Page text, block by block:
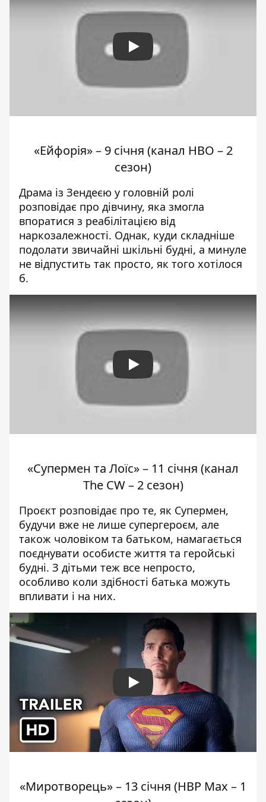
Play
«Ейфорія» – 9 січня (канал HBO – 2
сезон)
Драма із Зендеєю у головній ролі
розповідає про дівчину, яка змогла
впоратися з реабілітацією від
наркозалежності. Однак, куди складніше
подолати звичайні шкільні будні, а минуле
не відпустить так просто, як того хотілося
б.
Play
«Супермен та Лоїс» – 11 січня (канал
The CW – 2 сезон)
Проєкт розповідає про те, як Супермен,
будучи вже не лише супергероєм, але
також чоловіком та батьком, намагається
поєднувати особисте життя та геройські
будні. З дітьми теж все непросто,
особливо коли здібності батька можуть
впливати і на них.
Play
«Миротворець» – 13 січня (HBP Max – 1